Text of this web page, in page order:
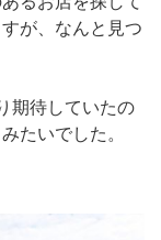
が、なんと見つ
期待していたの
たいでした。